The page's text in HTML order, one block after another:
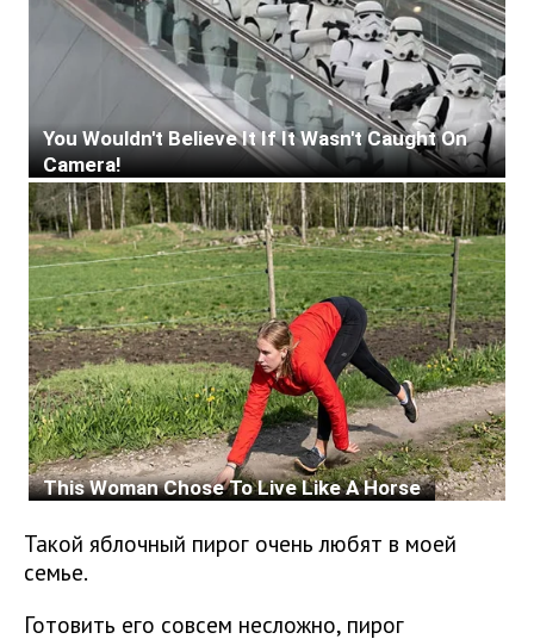
Такой яблочный пирог очень любят в моей
семье.
Готовить его совсем несложно, пирог